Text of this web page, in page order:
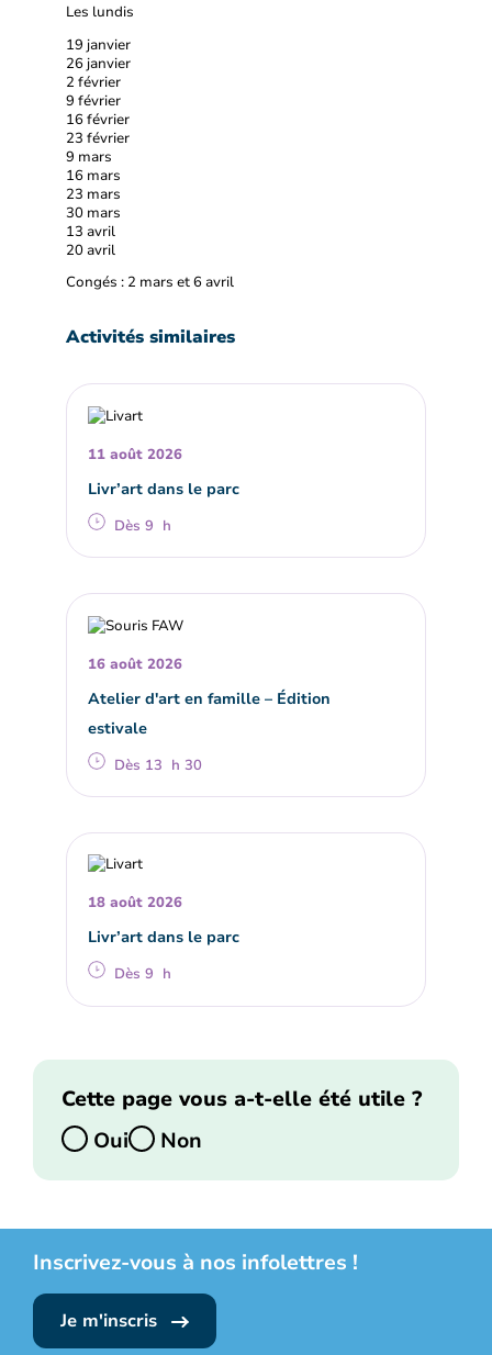
Les lundis
19 janvier
26 janvier
2 février
9 février
16 février
23 février
9 mars
16 mars
23 mars
30 mars
13 avril
20 avril
Congés : 2 mars et 6 avril
Activités similaires
11 août 2026
Livr’art dans le parc
Dès 9 h
16 août 2026
Atelier d'art en famille – Édition
estivale
Dès 13 h 30
18 août 2026
Livr’art dans le parc
Dès 9 h
Cette page vous a-t-elle été utile ?
Oui
Non
Inscrivez-vous à nos infolettres !
Je m'inscris